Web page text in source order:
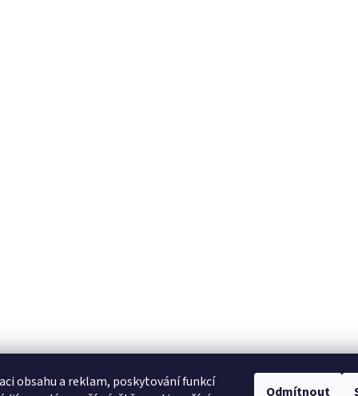
obsahu a reklam, poskytování funkcí
Odmítnout